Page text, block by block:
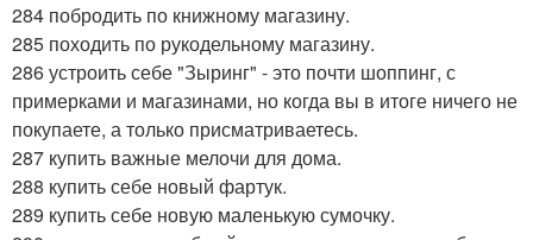
284 побродить по книжному магазину.
285 походить по рукодельному магазину.
286 устроить себе "Зыринг" - это почти шоппинг, с
примерками и магазинами, но когда вы в итоге ничего не
покупаете, а только присматриваетесь.
287 купить важные мелочи для дома.
288 купить себе новый фартук.
289 купить себе новую маленькую сумочку.